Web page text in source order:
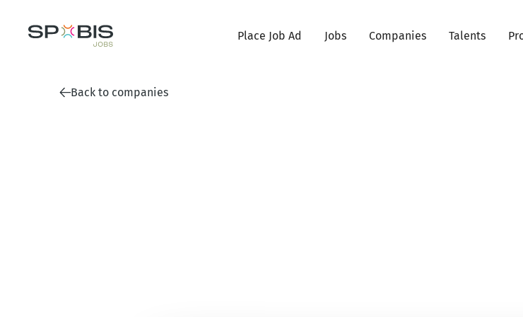
Place Job Ad Jobs Companies Talents
Back to companies